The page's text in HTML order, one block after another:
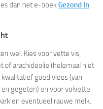
dan het e-boekGezond In
wel. Kies voor vette vis,
of arachideolie (helemaal niet
goed vlees (van
gegeten) en voor volvette
en eventueel rauwe melk.